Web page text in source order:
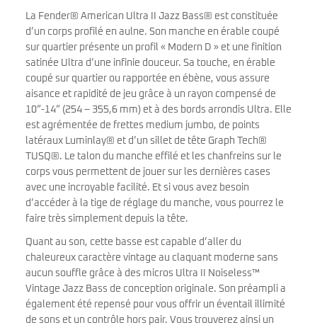
La Fender® American Ultra II Jazz Bass® est constituée
d’un corps profilé en aulne. Son manche en érable coupé
sur quartier présente un profil « Modern D » et une finition
satinée Ultra d’une infinie douceur. Sa touche, en érable
coupé sur quartier ou rapportée en ébène, vous assure
aisance et rapidité de jeu grâce à un rayon compensé de
10”-14” (254 – 355,6 mm) et à des bords arrondis Ultra. Elle
est agrémentée de frettes medium jumbo, de points
latéraux Luminlay® et d’un sillet de tête Graph Tech®
TUSQ®. Le talon du manche effilé et les chanfreins sur le
corps vous permettent de jouer sur les dernières cases
avec une incroyable facilité. Et si vous avez besoin
d’accéder à la tige de réglage du manche, vous pourrez le
faire très simplement depuis la tête.
Quant au son, cette basse est capable d’aller du
chaleureux caractère vintage au claquant moderne sans
aucun souffle grâce à des micros Ultra II Noiseless™
Vintage Jazz Bass de conception originale. Son préampli a
également été repensé pour vous offrir un éventail illimité
de sons et un contrôle hors pair. Vous trouverez ainsi un